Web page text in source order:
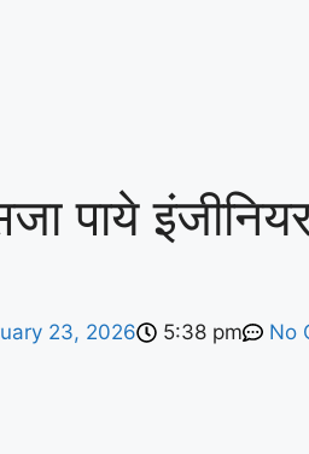
पाये
23, 2026 5:38 pm No